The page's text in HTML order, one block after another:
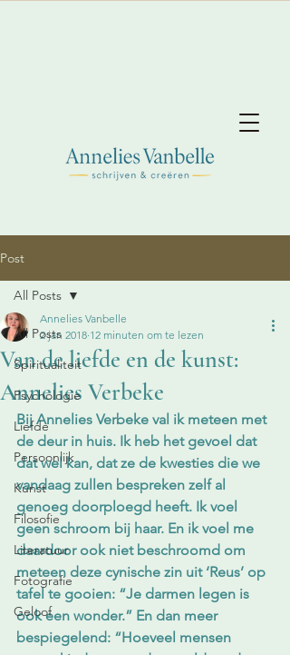
Post
All Posts
Spiritualiteit
Psychologie
Liefde
Persoonlijk
Kunst
Filosofie
Literatuur
Fotografie
Geloof
All Posts
Van de liefde en de kunst:
Annelies Verbeke
Annelies Vanbelle
2 jan 2018 12 minuten om te lezen
Bij Annelies Verbeke val ik meteen met
de deur in huis. Ik heb het gevoel dat
dat wel kan, dat ze de kwesties die we
vandaag zullen bespreken zelf al
genoeg doorploegd heeft. Ik voel
geen schroom bij haar. En ik voel me
daardoor ook niet beschroomd om
meteen deze cynische zin uit ‘Reus’ op
tafel te gooien: “Je darmen legen is
ook een wonder.” En dan meer
bespiegelend: “Hoeveel mensen